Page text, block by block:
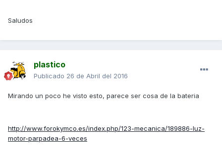
Saludos
plastico
Publicado 26 de Abril del 2016
Mirando un poco he visto esto, parece ser cosa de la bateria
http://www.forokymco.es/index.php/123-mecanica/189886-luz-
motor-parpadea-6-veces